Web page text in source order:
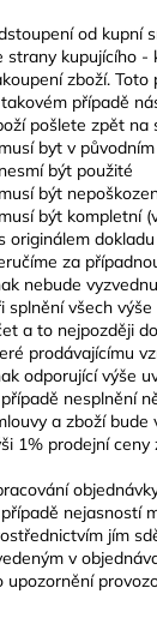
od kupní
strany kupujícího -
zboží. Toto
případě
pošlete zpět na
byt v
být použité
být
být kompletní
originálem
za
nebude
splnění všech
a to nejpozději
prodávajícímu
odporující výše
nesplnění
a zboží
1% prodejní ceny
nejasností
jím
v
upozornění